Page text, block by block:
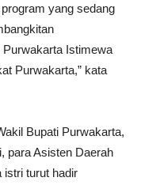
yang sedang
Istimewa
Purwakarta,” kata
Bupati Purwakarta,
para Asisten Daerah
istri turut hadir